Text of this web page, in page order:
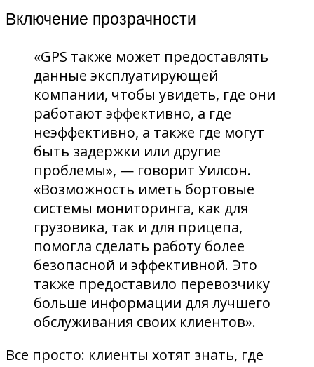
Включение прозрачности
«GPS также может предоставлять
данные эксплуатирующей
компании, чтобы увидеть, где они
работают эффективно, а где
неэффективно, а также где могут
быть задержки или другие
проблемы», — говорит Уилсон.
«Возможность иметь бортовые
системы мониторинга, как для
грузовика, так и для прицепа,
помогла сделать работу более
безопасной и эффективной. Это
также предоставило перевозчику
больше информации для лучшего
обслуживания своих клиентов».
Все просто: клиенты хотят знать, где